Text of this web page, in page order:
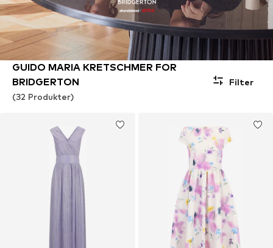
GUIDO MARIA KRETSCHMER FOR
BRIDGERTON
(32 Produkter)
Filter